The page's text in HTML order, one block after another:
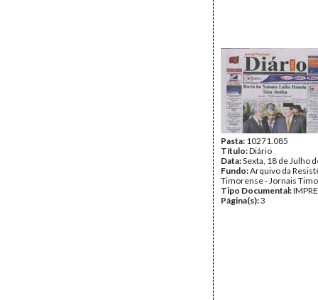
Pasta: 10271.085
Título:Diário
Data:Sexta, 18 de Julho
Fundo:Arquivo da
Timorense - Jornais
Tipo Documental:
Página(s):3